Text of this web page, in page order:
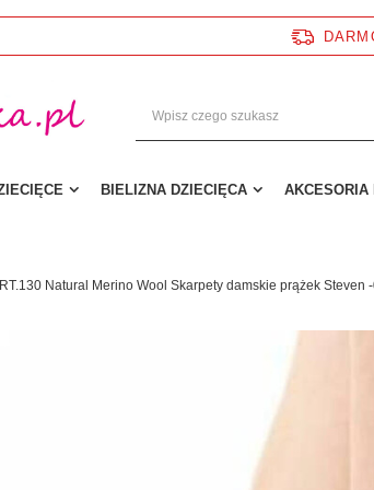
BIELIZNA DZIECIĘCA AKCESORIA
Natural Merino Wool Skarpety damskie prążek Steven